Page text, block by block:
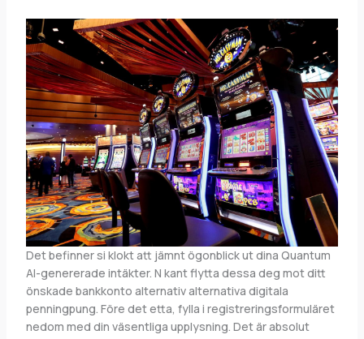
Det befinner si klokt att jämnt ögonblick ut dina Quantum
AI-genererade intäkter. N kant flytta dessa deg mot ditt
önskade bankkonto alternativ alternativa digitala
penningpung. Före det etta, fylla i registreringsformuläret
nedom med din väsentliga upplysning. Det är absolut